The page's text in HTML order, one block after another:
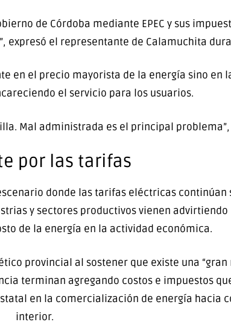
de Córdoba mediante EPEC y sus
expresó el representante de Calamuchita
en el precio mayorista de la energía sino en
el servicio para los usuarios.
Mal administrada es el principal
por las tarifas
donde las tarifas eléctricas continúan
y sectores productivos vienen
de la energía en la actividad económica.
provincial al sostener que existe una
terminan agregando costos e impuestos
en la comercialización de energía hacia
interior.